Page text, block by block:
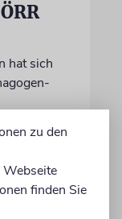
hat sich
zu den
Webseite
finden Sie